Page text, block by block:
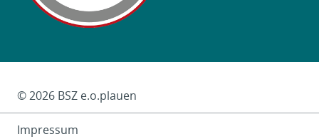
Das Kleingedruckte
© 2026 BSZ e.o.plauen
Impressum